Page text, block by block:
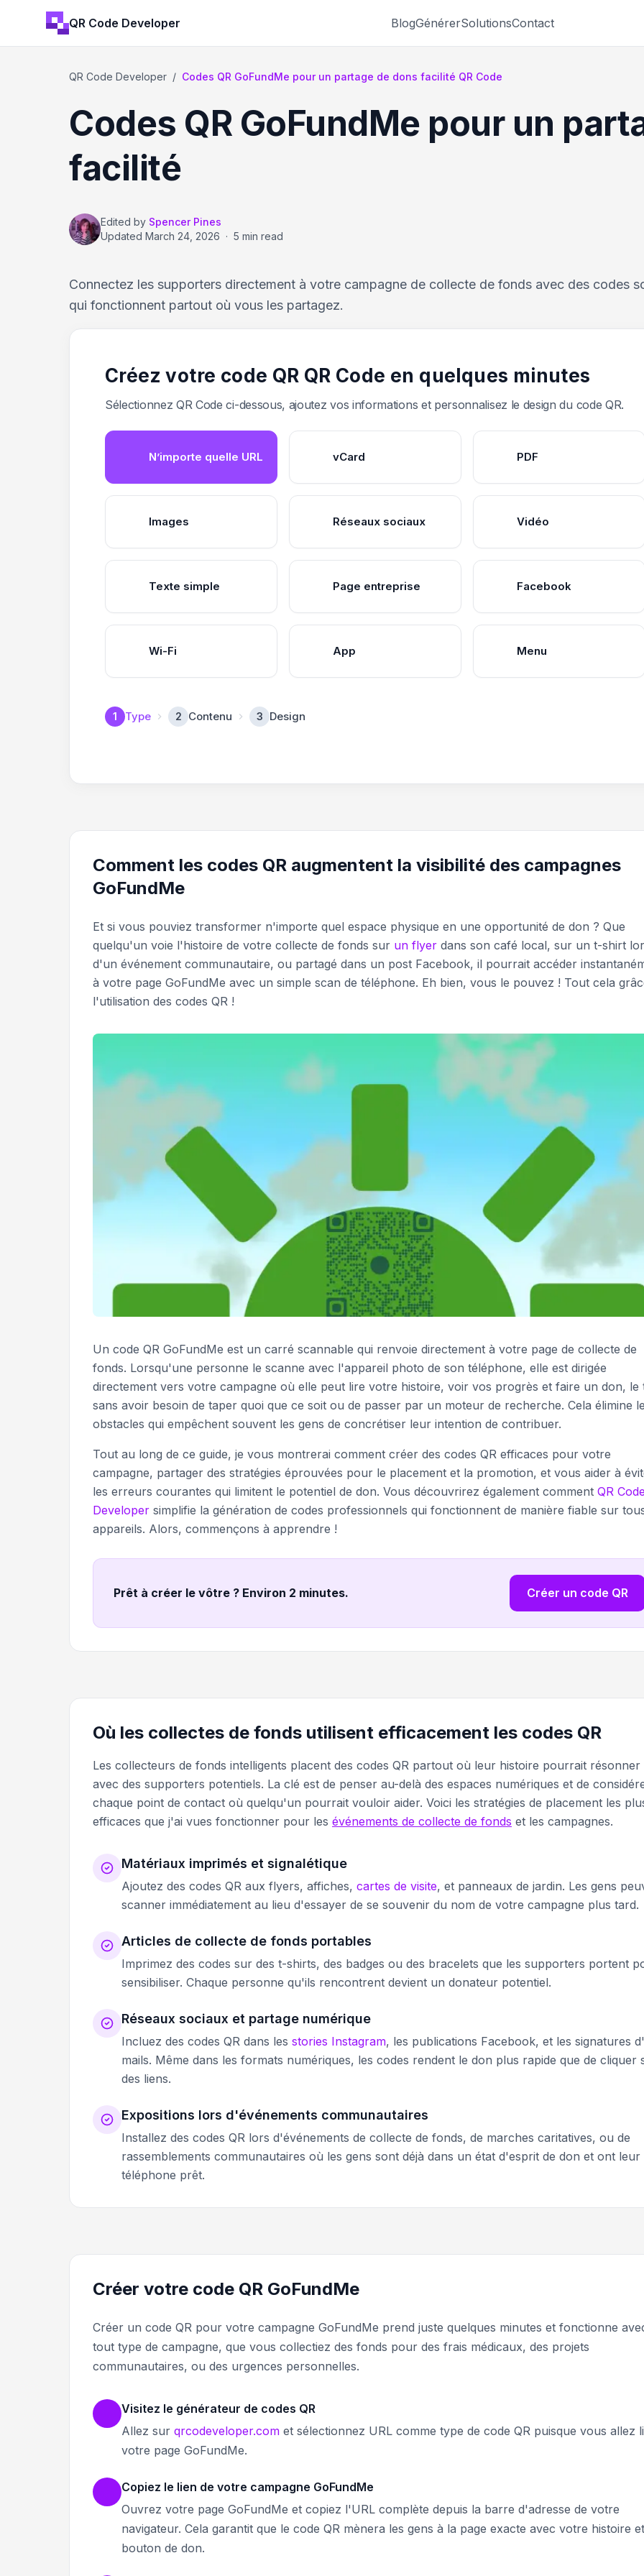
QR Code Developer BlogGénérerSolutionsContact
QR Code Developer / Codes QR GoFundMe pour un partage de dons facilité QR Code
Codes QR GoFundMe pour un
facilité
Edited by Spencer Pines
Updated March 24, 2026 · 5 min read
Connectez les supporters directement à votre campagne de collecte de fonds avec des codes
qui fonctionnent partout où vous les partagez.
Créez votre code QR QR Code en quelques minutes
Sélectionnez QR Code ci-dessous, ajoutez vos informations et personnalisez le design du code QR.
N’importe quelle URL vCard PDF
Images Réseaux sociaux Vidéo
Texte simple Page entreprise Facebook
Wi-Fi App Menu
1 Type 2 Contenu 3 Design
Comment les codes QR augmentent la visibilité des campagnes
GoFundMe
Et si vous pouviez transformer n'importe quel espace physique en une opportunité de don ? Que
quelqu'un voie l'histoire de votre collecte de fonds sur un flyer dans son café local, sur un t-shirt
d'un événement communautaire, ou partagé dans un post Facebook, il pourrait accéder
à votre page GoFundMe avec un simple scan de téléphone. Eh bien, vous le pouvez ! Tout cela
l'utilisation des codes QR !
Un code QR GoFundMe est un carré scannable qui renvoie directement à votre page de collecte de
fonds. Lorsqu'une personne le scanne avec l'appareil photo de son téléphone, elle est dirigée
directement vers votre campagne où elle peut lire votre histoire, voir vos progrès et faire un don, le
sans avoir besoin de taper quoi que ce soit ou de passer par un moteur de recherche. Cela élimine
obstacles qui empêchent souvent les gens de concrétiser leur intention de contribuer.
Tout au long de ce guide, je vous montrerai comment créer des codes QR efficaces pour votre
campagne, partager des stratégies éprouvées pour le placement et la promotion, et vous aider à
les erreurs courantes qui limitent le potentiel de don. Vous découvrirez également comment QR Code
Developer simplifie la génération de codes professionnels qui fonctionnent de manière fiable sur
appareils. Alors, commençons à apprendre !
Prêt à créer le vôtre ? Environ 2 minutes. Créer un code QR
Où les collectes de fonds utilisent efficacement les codes QR
Les collecteurs de fonds intelligents placent des codes QR partout où leur histoire pourrait résonner
avec des supporters potentiels. La clé est de penser au-delà des espaces numériques et de
chaque point de contact où quelqu'un pourrait vouloir aider. Voici les stratégies de placement les
efficaces que j'ai vues fonctionner pour les événements de collecte de fonds et les campagnes.
Matériaux imprimés et signalétique
Ajoutez des codes QR aux flyers, affiches, cartes de visite, et panneaux de jardin. Les gens
scanner immédiatement au lieu d'essayer de se souvenir du nom de votre campagne plus tard.
Articles de collecte de fonds portables
Imprimez des codes sur des t-shirts, des badges ou des bracelets que les supporters portent
sensibiliser. Chaque personne qu'ils rencontrent devient un donateur potentiel.
Réseaux sociaux et partage numérique
Incluez des codes QR dans les stories Instagram, les publications Facebook, et les signatures
mails. Même dans les formats numériques, les codes rendent le don plus rapide que de cliquer
des liens.
Expositions lors d'événements communautaires
Installez des codes QR lors d'événements de collecte de fonds, de marches caritatives, ou de
rassemblements communautaires où les gens sont déjà dans un état d'esprit de don et ont leur
téléphone prêt.
Créer votre code QR GoFundMe
Créer un code QR pour votre campagne GoFundMe prend juste quelques minutes et fonctionne
tout type de campagne, que vous collectiez des fonds pour des frais médicaux, des projets
communautaires, ou des urgences personnelles.
Visitez le générateur de codes QR
Allez sur qrcodeveloper.com et sélectionnez URL comme type de code QR puisque vous allez
votre page GoFundMe.
Copiez le lien de votre campagne GoFundMe
Ouvrez votre page GoFundMe et copiez l'URL complète depuis la barre d'adresse de votre
navigateur. Cela garantit que le code QR mènera les gens à la page exacte avec votre histoire
bouton de don.